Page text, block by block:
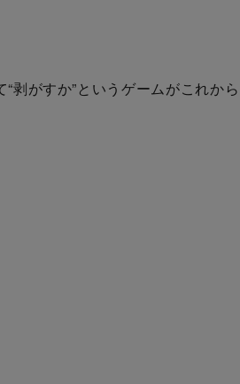
剥がすか”というゲームがこれから